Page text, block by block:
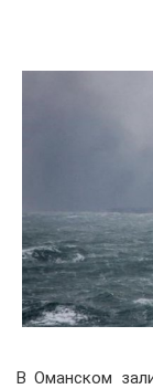
В Оманском